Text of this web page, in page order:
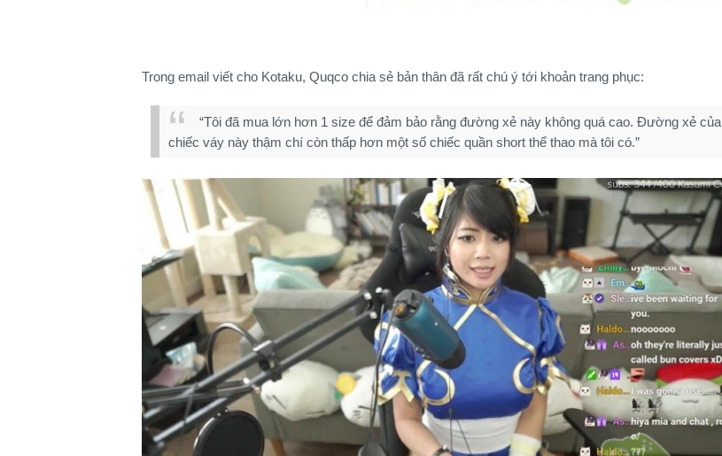
Trong email viết cho Kotaku, Quqco chia sẻ bản thân đã rất chú ý tới khoản trang phục:
“Tôi đã mua lớn hơn 1 size để đảm bảo rằng đường xẻ này không quá cao. Đường xẻ của
chiếc váy này thậm chí còn thấp hơn một số chiếc quần short thể thao mà tôi có.”